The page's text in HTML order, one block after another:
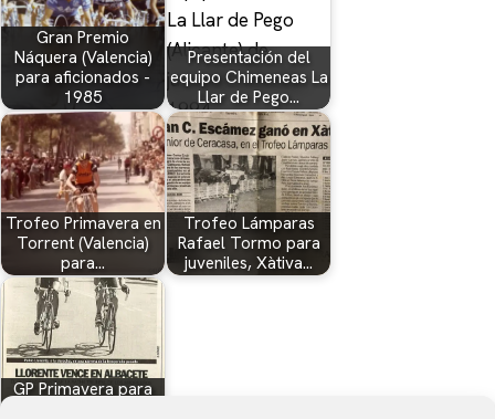
Gran Premio
Náquera (Valencia)
para aficionados -
1985
Presentación del
equipo Chimeneas La
Llar de Pego…
Trofeo Primavera en
Torrent (Valencia)
para…
Trofeo Lámparas
Rafael Tormo para
juveniles, Xàtiva…
GP Primavera para